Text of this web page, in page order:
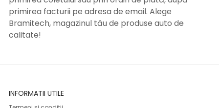
primirea facturii pe adresa de email. Alege
Bramitech, magazinul tău de produse auto de
calitate!
INFORMATII UTILE